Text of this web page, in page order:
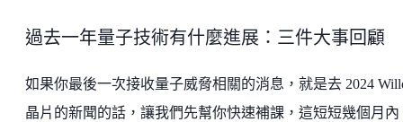
過去一年量子技術有什麼進展：三件大事回顧
如果你最後一次接收量子威脅相關的消息，就是去 2024
晶片的新聞的話，讓我們先幫你快速補課，這短短幾個月內